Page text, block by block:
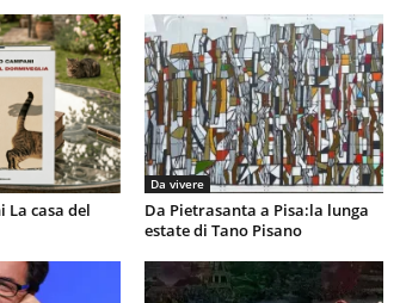
La casa del
Da vivere
Da Pietrasanta a Pisa:la lunga
estate di Tano Pisano